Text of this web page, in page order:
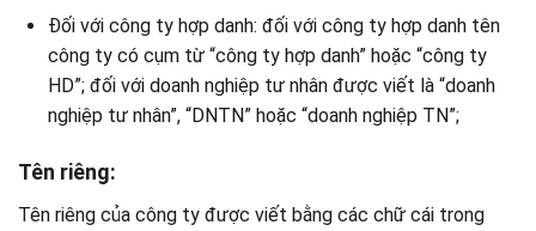
Đối với công ty hợp danh: đối với công ty hợp danh tên
công ty có cụm từ “công ty hợp danh” hoặc “công ty
HD”; đối với doanh nghiệp tư nhân được viết là “doanh
nghiệp tư nhân”, “DNTN” hoặc “doanh nghiệp TN”;
Tên riêng:
Tên riêng của công ty được viết bằng các chữ cái trong